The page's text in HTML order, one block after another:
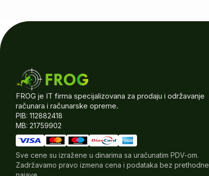
FROG je IT firma specijalizovana za prodaju i održavanje
računara i računarske opreme.
PIB: 112882418
MB: 21759902
Sve cene su izražene u dinarima sa uračunatim PDV-om.
Zadržavamo pravo izmena cena i podataka bez prethodne